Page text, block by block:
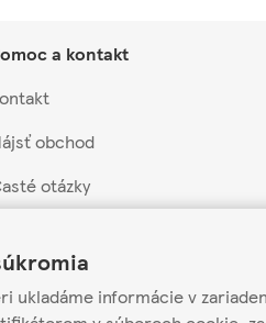
ukladáme informácie v
a kontakt
obchod
otázky
produkty z predaja
pre dodávateľov